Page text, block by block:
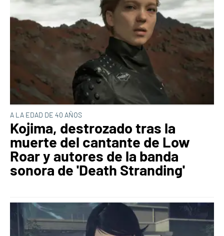
A LA EDAD DE 40 AÑOS
Kojima, destrozado tras la
muerte del cantante de Low
Roar y autores de la banda
sonora de 'Death Stranding'